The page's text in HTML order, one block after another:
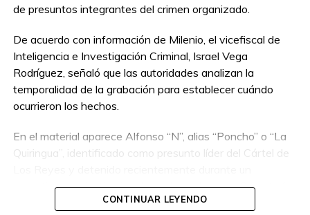
de presuntos integrantes del crimen organizado.
De acuerdo con información de Milenio, el vicefiscal de
Inteligencia e Investigación Criminal, Israel Vega
Rodríguez, señaló que las autoridades analizan la
temporalidad de la grabación para establecer cuándo
ocurrieron los hechos.
En el material aparece Alfonso “N”, alias “Poncho” o “La
Quiringua”, identificado como presunto líder del Cártel de
operativo interinstitucional encabezado por la Secretaría
de la Defensa Nacional.CONTINUAR LEYENDO